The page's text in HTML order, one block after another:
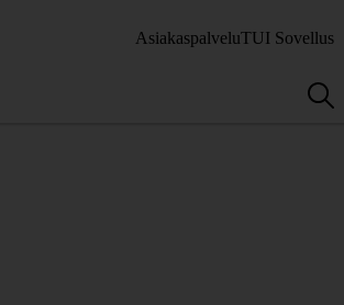
AsiakaspalveluTUI Sovellus